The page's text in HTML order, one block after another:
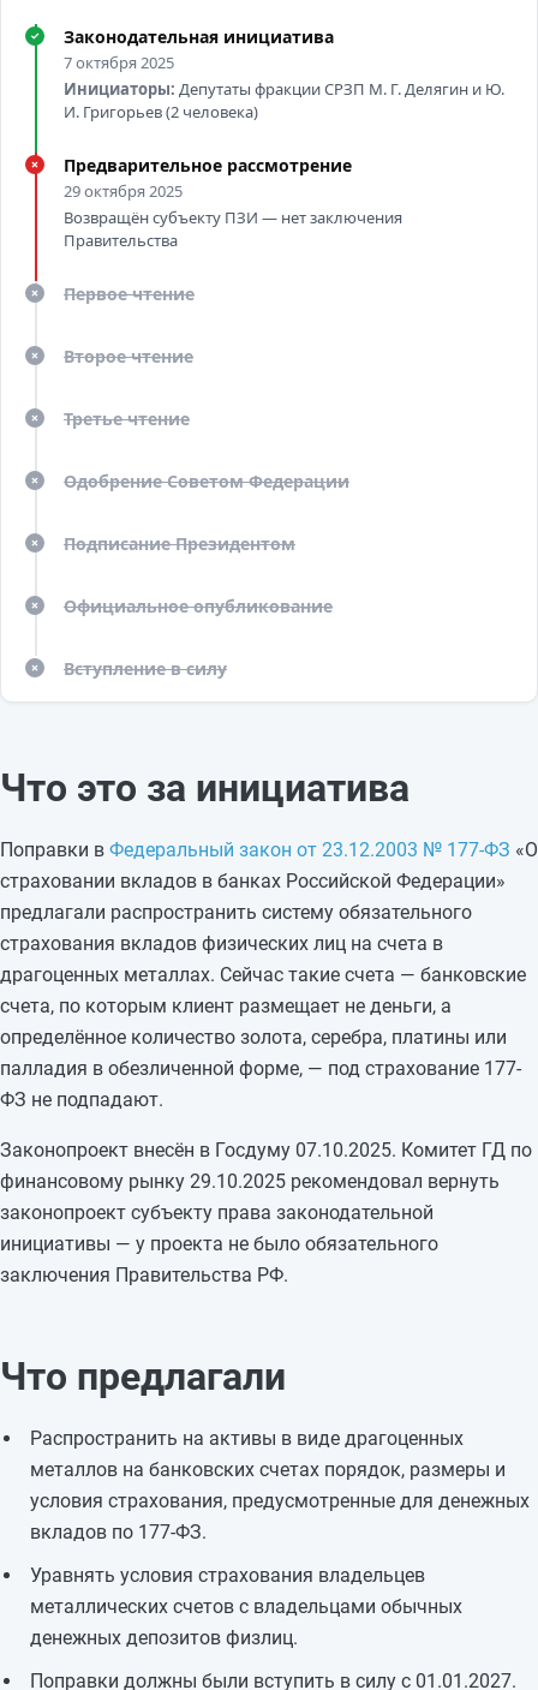
✓ Законодательная инициатива
7 октября 2025
Инициаторы: Депутаты фракции СРЗП М. Г. Делягин и Ю.
И. Григорьев (2 человека)
✗ Предварительное рассмотрение
29 октября 2025
Возвращён субъекту ПЗИ — нет заключения
Правительства
✗ Первое чтение
✗ Второе чтение
✗ Третье чтение
✗ Одобрение Советом Федерации
✗ Подписание Президентом
✗ Официальное опубликование
✗ Вступление в силу
Что это за инициатива
Поправки в Федеральный закон от 23.12.2003 № 177-ФЗ «О
страховании вкладов в банках Российской Федерации»
предлагали распространить систему обязательного
страхования вкладов физических лиц на счета в
драгоценных металлах. Сейчас такие счета — банковские
счета, по которым клиент размещает не деньги, а
определённое количество золота, серебра, платины или
палладия в обезличенной форме, — под страхование 177-
ФЗ не подпадают.
Законопроект внесён в Госдуму 07.10.2025. Комитет ГД по
финансовому рынку 29.10.2025 рекомендовал вернуть
законопроект субъекту права законодательной
инициативы — у проекта не было обязательного
заключения Правительства РФ.
Что предлагали
Распространить на активы в виде драгоценных
металлов на банковских счетах порядок, размеры и
условия страхования, предусмотренные для денежных
вкладов по 177-ФЗ.
Уравнять условия страхования владельцев
металлических счетов с владельцами обычных
денежных депозитов физлиц.
Поправки должны были вступить в силу с 01.01.2027.